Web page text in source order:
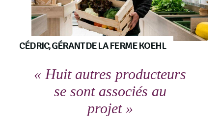
CÉDRIC, GÉRANT DE LA FERME KOEHL
« Huit autres producteurs
se sont associés au
projet »